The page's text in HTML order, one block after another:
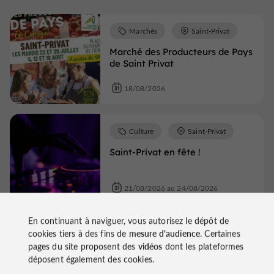
Marché des Producteurs de Pays
de Saint Privat
Marchés Saint-Privat
18/08/2026
Saint-Privat en fête !
Culture Saint-Privat
21/08/2026 au 24/08/2026
Marché à Saint-Privat
Marchés Saint-Privat
En continuant à naviguer, vous autorisez le dépôt de
cookies tiers à des fins de mesure d'audience. Certaines
pages du site proposent des vidéos dont les plateformes
déposent également des cookies.